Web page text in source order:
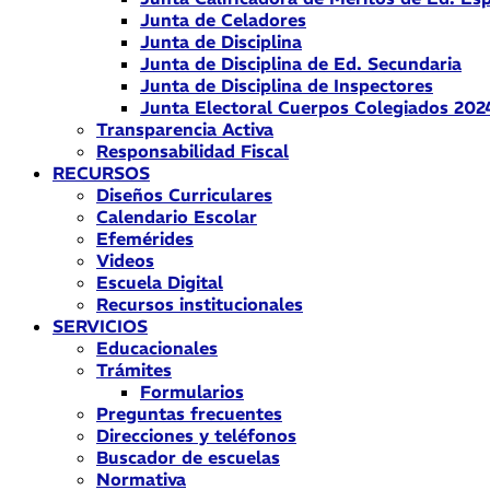
Junta de Celadores
Junta de Disciplina
Junta de Disciplina de Ed. Secundaria
Junta de Disciplina de Inspectores
Junta Electoral Cuerpos Colegiados
Transparencia Activa
Responsabilidad Fiscal
RECURSOS
Diseños Curriculares
Calendario Escolar
Efemérides
Videos
Escuela Digital
Recursos institucionales
SERVICIOS
Educacionales
Trámites
Formularios
Preguntas frecuentes
Direcciones y teléfonos
Buscador de escuelas
Normativa